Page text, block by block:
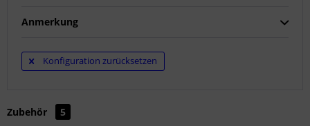
Anmerkung
Konfiguration zurücksetzen
Zubehör 5